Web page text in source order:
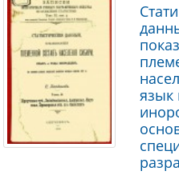
язык